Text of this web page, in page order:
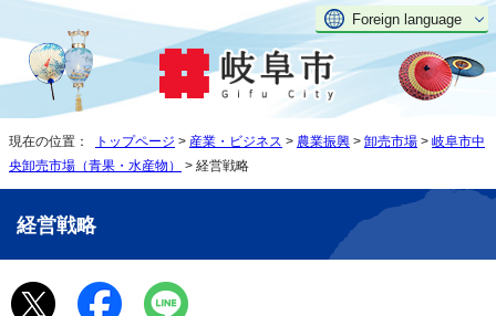
Foreign language
現在の位置： トップページ > 産業・ビジネス > 農業振興 > 卸売市場 > 岐阜市中
央卸売市場（青果・水産物）
> 経営戦略
経営戦略